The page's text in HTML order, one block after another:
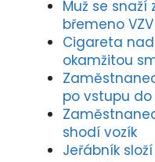
Muž se
břemeno VZV
Cigareta
okamžitou
po vstupu do
shodí vozík
Jeřábník